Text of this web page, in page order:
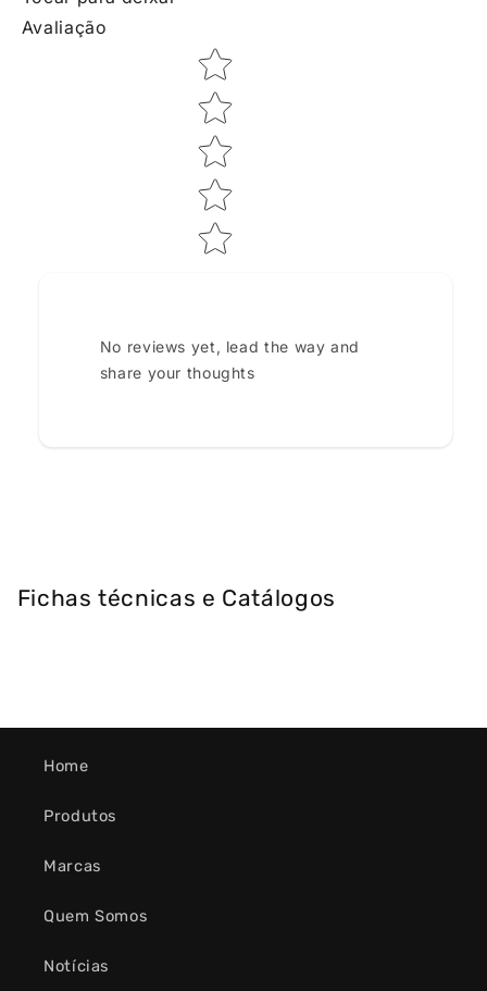
Avaliação
Star rating
No reviews yet, lead the way and
share your thoughts
Fichas técnicas e Catálogos
Home
Produtos
Marcas
Quem Somos
Notícias